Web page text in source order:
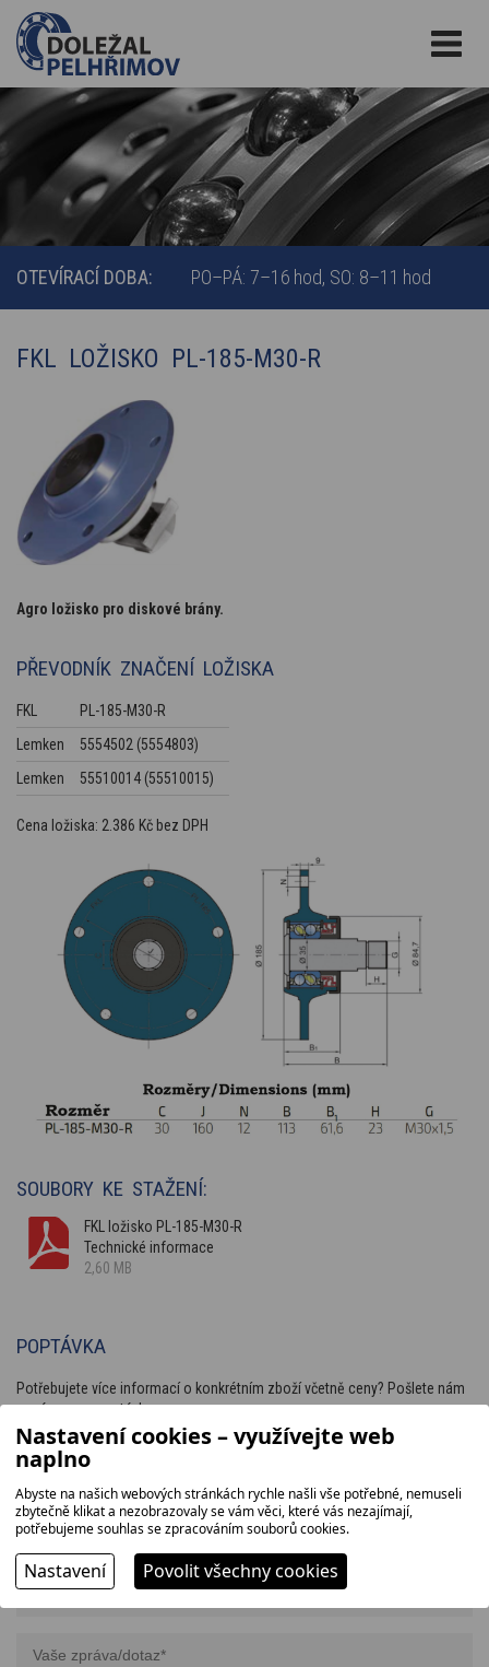
OTEVÍRACÍ DOBA: PO–PÁ: 7–16 hod SO: 8–11 hod
FKL LOŽISKO PL-185-M30-R
Agro ložisko pro diskové brány.
PŘEVODNÍK ZNAČENÍ LOŽISKA
FKL
PL-185-M30-R
Lemken
5554502 (5554803)
Lemken
55510014 (55510015)
Cena ložiska: 2.386 Kč bez DPH
SOUBORY KE STAŽENÍ:
FKL ložisko PL-185-M30-R
Technické informace
2,60 MB
POPTÁVKA
Potřebujete více informací o konkrétním zboží včetně ceny? Pošlete nám
nezávaznou poptávku.
Nastavení cookies – využívejte web
naplno
Abyste na našich webových stránkách rychle našli vše potřebné, nemuseli
zbytečně klikat a nezobrazovaly se vám věci, které vás nezajímají,
potřebujeme souhlas se zpracováním souborů cookies.
Nastavení Povolit všechny cookies